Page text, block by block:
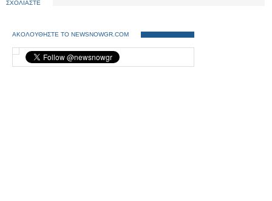
ΣΧΟΛΙΑΣΤΕ
ΑΚΟΛΟΥΘΗΣΤΕ ΤΟ NEWSNOWGR.COM